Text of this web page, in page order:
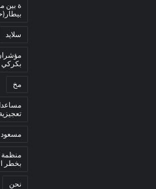
ة بين
سلايد
بكركي
مخ
مسعود
منظمة
بخطر
نحن